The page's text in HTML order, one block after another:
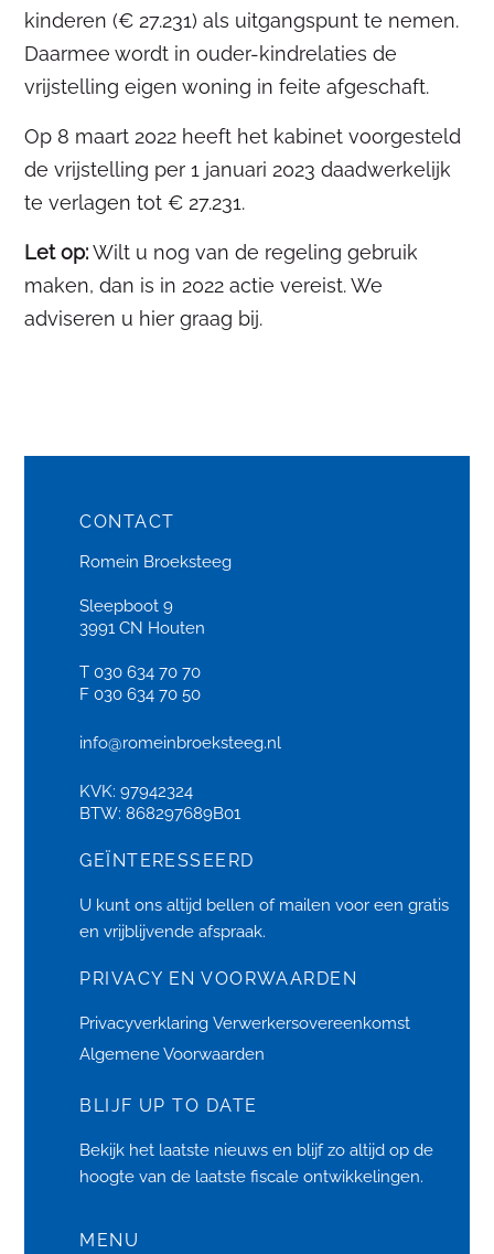
kinderen (€ 27.231) als uitgangspunt te nemen.
Daarmee wordt in ouder-kindrelaties de
vrijstelling eigen woning in feite afgeschaft.
Op 8 maart 2022 heeft het kabinet voorgesteld
de vrijstelling per 1 januari 2023 daadwerkelijk
te verlagen tot € 27.231.
Let op:Wilt u nog van de regeling gebruik
maken, dan is in 2022 actie vereist. We
adviseren u hier graag bij.
CONTACT
Romein Broeksteeg
Sleepboot 9
3991 CN Houten
T 030 634 70 70
F 030 634 70 50
info@romeinbroeksteeg.nl
KVK: 97942324
BTW: 868297689B01
GEÏNTERESSEERD
U kunt ons altijd bellen of mailen voor een gratis
en vrijblijvende afspraak.
PRIVACY EN VOORWAARDEN
Privacyverklaring Verwerkersovereenkomst
Algemene Voorwaarden
BLIJF UP TO DATE
Bekijk het laatste nieuws en blijf zo altijd op de
hoogte van de laatste fiscale ontwikkelingen.
MENU